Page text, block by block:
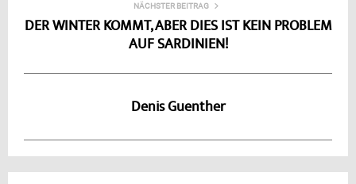
NÄCHSTER BEITRAG
DER WINTER KOMMT, ABER DIES IST KEIN PROBLEM
AUF SARDINIEN!
Denis Guenther